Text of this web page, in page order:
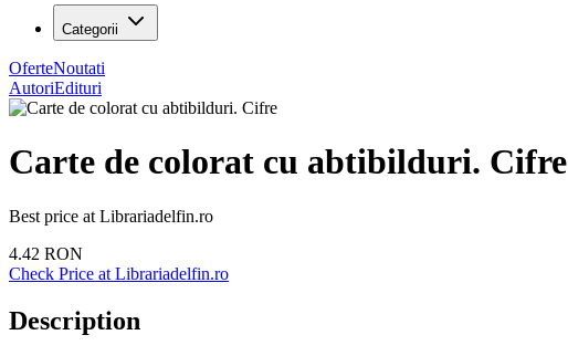
Categorii
OferteNoutati
AutoriEdituri
Carte de colorat cu abtibilduri. Cifre
Best price at Librariadelfin.ro
4.42 RON
Check Price at Librariadelfin.ro
Description